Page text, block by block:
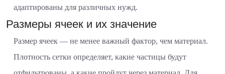
адаптированы для различных нужд.
Размеры ячеек и их значение
Размер ячеек — не менее важный фактор, чем материал.
Плотность сетки определяет, какие частицы будут